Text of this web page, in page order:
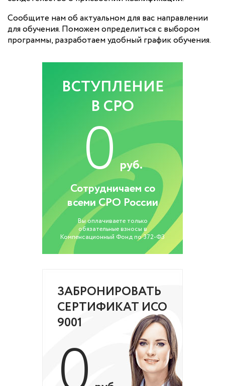
Сообщите нам об актуальном для вас направлении
для обучения. Поможем определиться с выбором
программы, разработаем удобный график обучения.
ВСТУПЛЕНИЕ
В СРО
0 руб.
Сотрудничаем со
всеми СРО России
Вы оплачиваете только
обязательные взносы в
Компенсационный Фонд по 372-ФЗ
ЗАБРОНИРОВАТЬ
СЕРТИФИКАТ ИСО
9001